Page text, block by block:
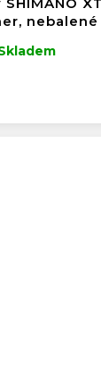
nebalené